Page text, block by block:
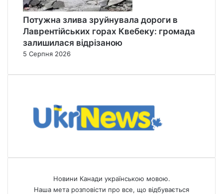
Потужна злива зруйнувала дороги в
Лаврентійських горах Квебеку: громада
залишилася відрізаною
5 Серпня 2026
Новини Канади українською мовою.
Наша мета розповісти про все, що відбувається